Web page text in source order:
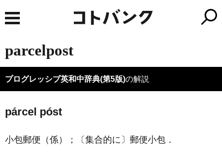
parcelpost
プログレッシブ英和中辞典(第5版)の解説
párcel póst
小包郵便（係）；〔集合的に〕郵便小包 ．